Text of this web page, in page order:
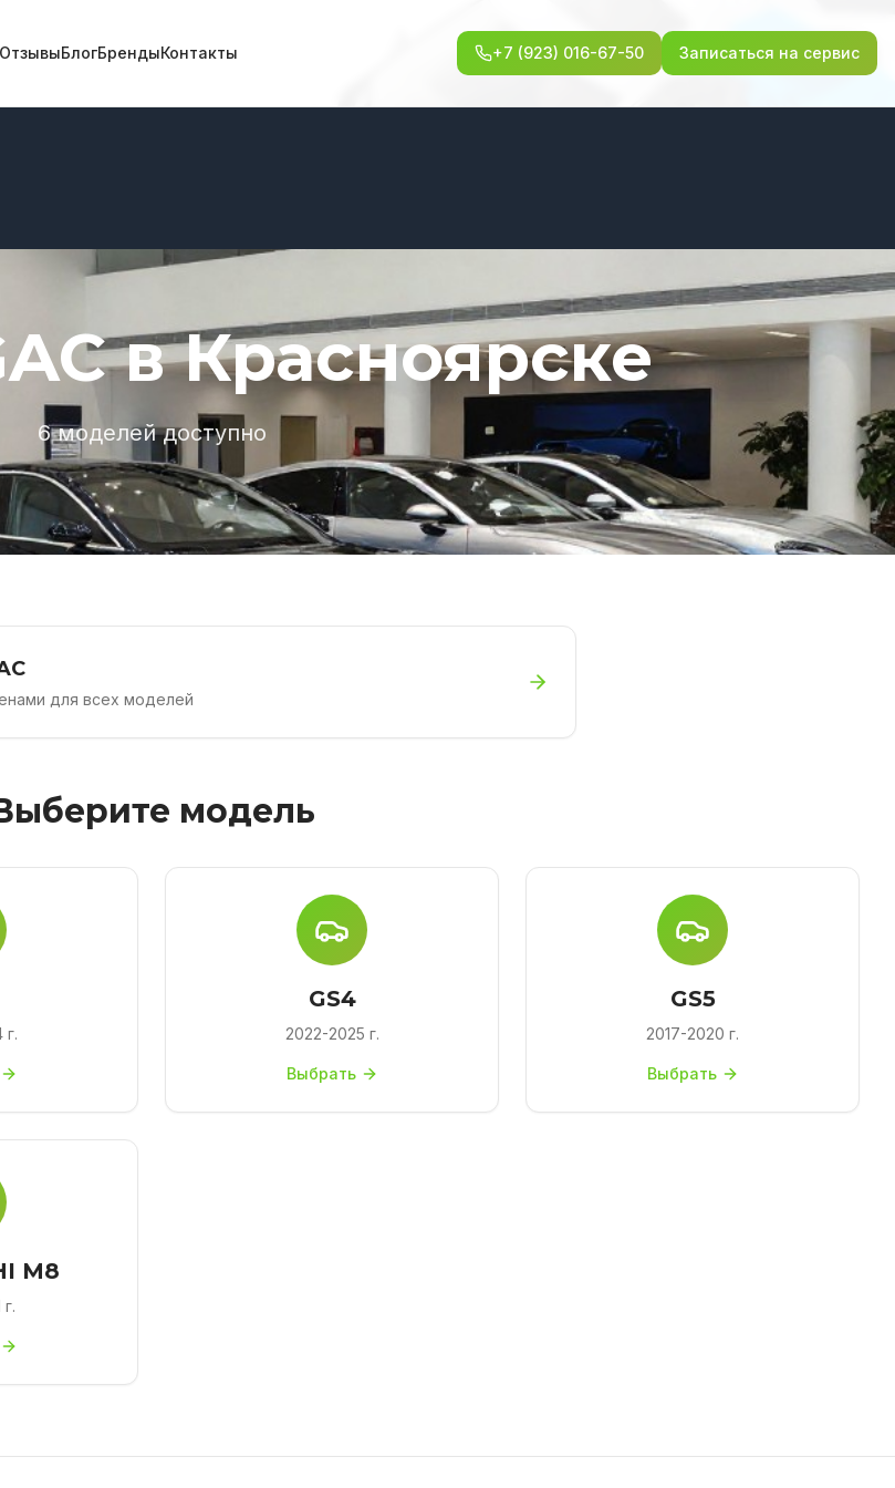
ОтзывыБлогБрендыКонтакты +7 (923) 016-67-50 Записаться на сервис
в Красноярске
6 моделей доступно
для всех моделей
модель
г.
GS4
2022-2025 г.
Выбрать
GS5
2017-2020 г.
Выбрать
M8